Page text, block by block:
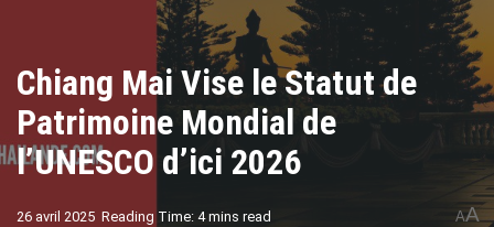
Chiang Mai Vise le Statut de
Patrimoine Mondial de
l’UNESCO d’ici 2026
26 avril 2025 Reading Time: 4 mins read AA